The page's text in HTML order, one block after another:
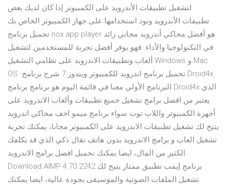
لتشغيل تطبيقات الأندرويد على الكمبيوتر إذا كان لديك بعض
تطبيقات الأندرويد وتود استخدامها على جهاز الكمبيوتر الخاص بك
تحميل برنامج nox app player هو أفضل محاكي أندرويد مجاني رائد
في التكنولوجيا والأداء. فهو يوفر أفضل تجربة للمستخدمين لتشغيل
ألعاب وتطبيقات الاندرويد على نظامي التشغيل Windows و Mac
OS. تحميل برنامج اندرويد للكمبيوتر ويندوز 7 شرح برنامج Droid4x.
البرنامج الأولي معنا في قائمة اليوم هو برنامج برنامج Droid4x الذي
يعتبر من افضل برامج تشغيل جميع تطبيقات وألعاب الاندرويد على
أجهزة الكمبيوتر واللاب توب سواء برنامج ميمو اخف محاكي اندرويد
يتيح لك تشغيل تطبيقات الاندرويد على الكمبيوتر مجانا، يمكنك تجربة
تشغيل العاب و برامج الاندرويد بدون هاتف نقال ذكي الذي قد يكلفك
الكثير من المال، ايضا يمكنك تحميل افضل برامج الاندرويد
Download AIMP 4.70.2242 برنامج إيمب تطبيق ممتاز يتيح لك
تشغيل الملفات الصوتية والموسيقى بجودة عالية، ايضا يمكنك